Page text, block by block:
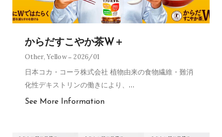
からだすこやか茶W＋
Other,Yellow 2026/01
日本コカ・コーラ株式会社 植物由来の食物繊維・難消
化性デキストリンの働きにより、 …
See More Information